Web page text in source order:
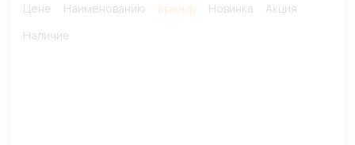
Цене Наименованию Бренду Новинка
Акция
Наличие